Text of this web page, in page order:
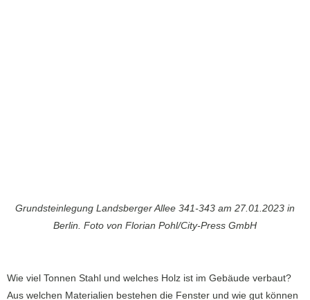
Grundsteinlegung Landsberger Allee 341-343 am 27.01.2023 in
Berlin. Foto von Florian Pohl/City-Press GmbH
Wie viel Tonnen Stahl und welches Holz ist im Gebäude verbaut?
Aus welchen Materialien bestehen die Fenster und wie gut können